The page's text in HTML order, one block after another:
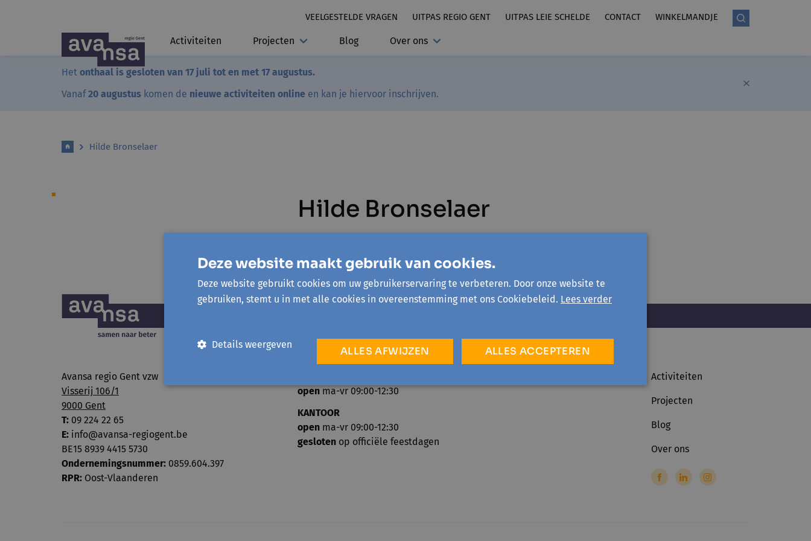
VEELGESTELDE VRAGEN UITPAS REGIO GENT UITPAS LEIE SCHELDE CONTACT WINKELMANDJE
Activiteiten Projecten Blog Over ons
Het onthaal is gesloten van 17 juli tot en met 17 augustus.
Vanaf20 augustus komen de nieuwe activiteiten online en kan je hiervoor inschrijven.
Hilde Bronselaer
Hilde Bronselaer
Avansa regio Gent vzw
Visserij 106/1
9000 Gent
T: 09 224 22 65
E: info@avansa-regiogent.be
BE15 8939 4415 5730
Ondernemingsnummer: 0859.604.397
RPR: Oost-Vlaanderen
openma-vr 09:00-12:30
KANTOOR
openma-vr 09:00-12:30
geslotenop officiële feestdagen
Activiteiten
Projecten
Blog
Over ons
Deze website maakt gebruik van cookies.
Deze website gebruikt cookies om uw gebruikerservaring te verbeteren. Door onze website te
gebruiken, stemt u in met alle cookies in overeenstemming met ons Cookiebeleid. Lees verder
ALLES ACCEPTEREN
ALLES AFWIJZEN
Details weergeven